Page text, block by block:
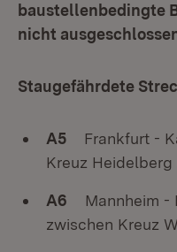
baustellenbedingte
nicht
Staugefährdete
A5 Frankfurt -
Kreuz
A6 Mannheim -
zwischen Kreuz